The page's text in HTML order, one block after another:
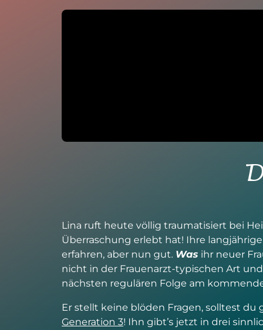
Lina ruft heute völlig traumatisiert bei
Überraschung erlebt hat! Ihre
erfahren, aber nun gut. Was ihr neuer
nicht in der Frauenarzt-typischen Art
nächsten regulären Folge am
Er stellt keine blöden Fragen, solltest
Generation 3! Ihn gibt’s jetzt in drei